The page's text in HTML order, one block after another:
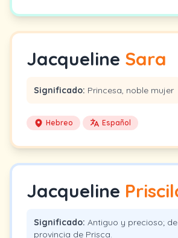
Jacqueline Sara
Significado: Princesa, noble mujer
Hebreo Español
Jacqueline
Significado: Antiguo y precioso;
provincia de Prisca.